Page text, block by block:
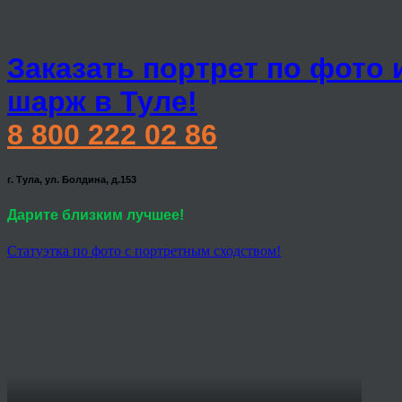
Заказать портрет по фото
шарж в Туле!
8 800 222 02 86
г. Тула, ул. Болдина, д.153
Дарите близким лучшее!
Статуэтка по фото с портретным сходством!